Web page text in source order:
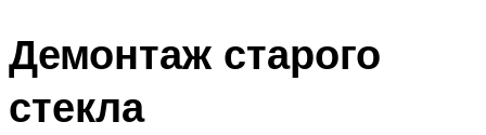
Демонтаж старого
стекла